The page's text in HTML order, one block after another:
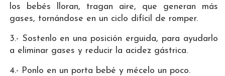
los bebés lloran, tragan aire, que generan más
gases, tornándose en un ciclo difícil de romper.
3.- Sostenlo en una posición erguida, para ayudarlo
a eliminar gases y reducir la acidez gástrica.
4.- Ponlo en un porta bebé y mécelo un poco.